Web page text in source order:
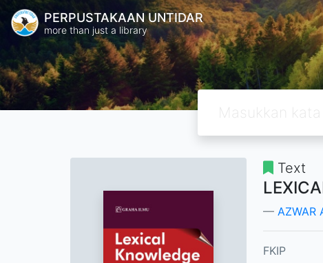
PERPUSTAKAAN UNTIDAR
more than just a library
Text
AZWAR
FKIP